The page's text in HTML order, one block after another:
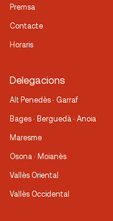
Premsa
Contacte
Horaris
Delegacions
Alt Penedès · Garraf
Bages · Berguedà · Anoia
Maresme
Osona · Moianès
Vallès Oriental
Vallès Occidental